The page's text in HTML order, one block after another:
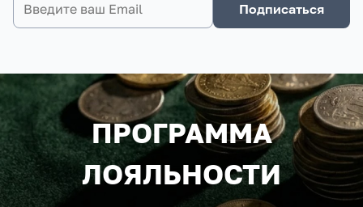
Подписаться
ПРОГРАММА
ЛОЯЛЬНОСТИ